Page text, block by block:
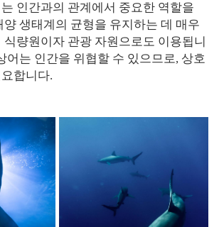
인간과의 관계에서 중요한 역할을
양 생태계의 균형을 유지하는 데 매우
식량원이자 관광 자원으로도 이용됩니
어는 인간을 위협할 수 있으므로, 상호
합니다.